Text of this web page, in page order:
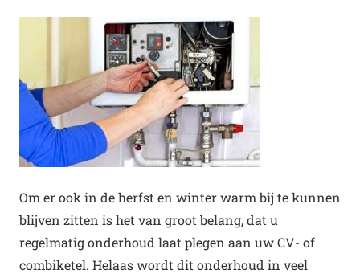
Om er ook in de herfst en winter warm bij te kunnen
blijven zitten is het van groot belang, dat u
regelmatig onderhoud laat plegen aan uw CV- of
combiketel. Helaas wordt dit onderhoud in veel